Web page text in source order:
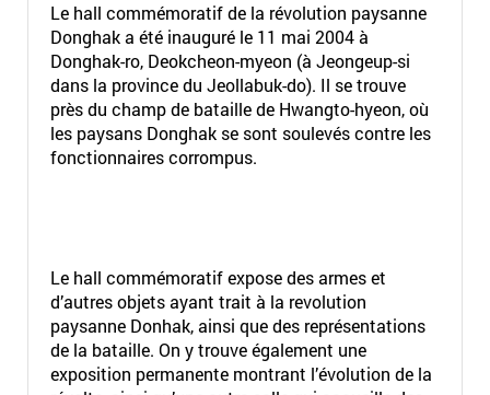
Le hall commémoratif de la révolution paysanne
Donghak a été inauguré le 11 mai 2004 à
Donghak-ro, Deokcheon-myeon (à Jeongeup-si
dans la province du Jeollabuk-do). Il se trouve
près du champ de bataille de Hwangto-hyeon, où
les paysans Donghak se sont soulevés contre les
fonctionnaires corrompus.
Le hall commémoratif expose des armes et
d’autres objets ayant trait à la revolution
paysanne Donhak, ainsi que des représentations
de la bataille. On y trouve également une
exposition permanente montrant l’évolution de la